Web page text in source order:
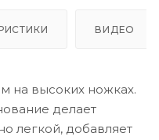
ВИДЕО
на высоких ножках.
делает
легкой, добавляет